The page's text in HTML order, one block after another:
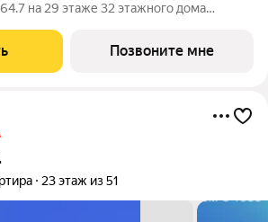
на 29 этаже 32 этажного дома
на общественном транспорте до
20 минут
Позвоните мне
23 этаж из 51